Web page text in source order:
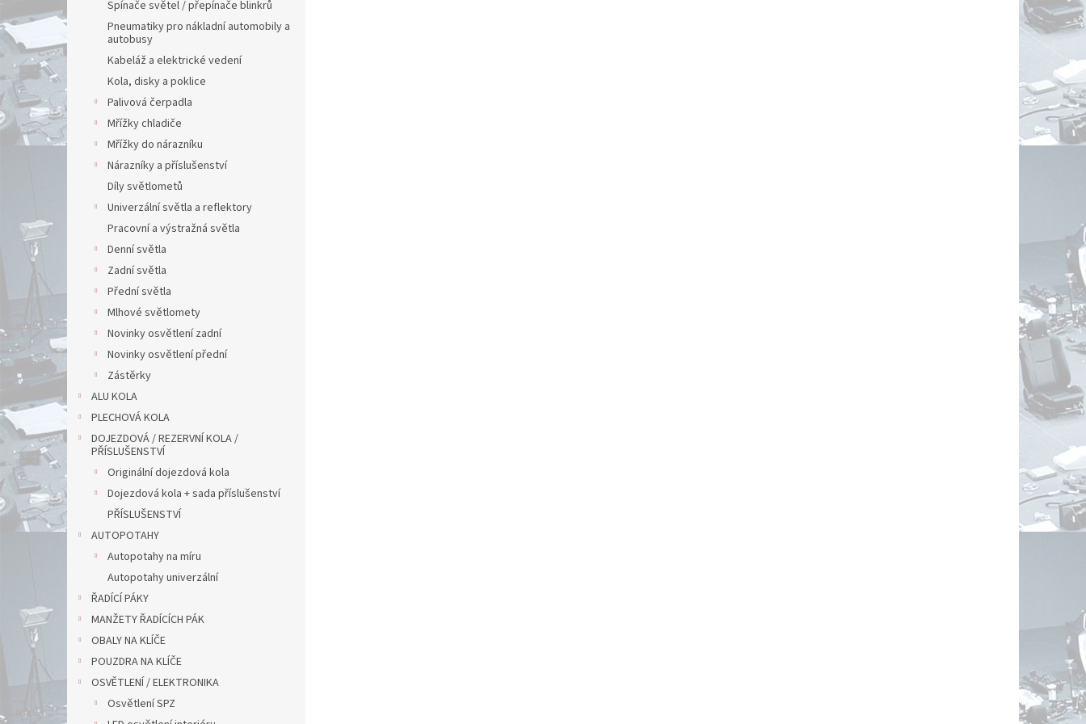
Spínače světel / přepínače blinkrů
Pneumatiky pro nákladní automobily a
autobusy
Kabeláž a elektrické vedení
Kola, disky a poklice
Palivová čerpadla
Mřížky chladiče
Mřížky do nárazníku
Nárazníky a příslušenství
Díly světlometů
Univerzální světla a reflektory
Pracovní a výstražná světla
Denní světla
Zadní světla
Přední světla
Mlhové světlomety
Novinky osvětlení zadní
Novinky osvětlení přední
Zástěrky
ALU KOLA
PLECHOVÁ KOLA
DOJEZDOVÁ / REZERVNÍ KOLA /
PŘÍSLUŠENSTVÍ
Originální dojezdová kola
Dojezdová kola + sada příslušenství
PŘÍSLUŠENSTVÍ
AUTOPOTAHY
Autopotahy na míru
Autopotahy univerzální
ŘADÍCÍ PÁKY
MANŽETY ŘADÍCÍCH PÁK
OBALY NA KLÍČE
POUZDRA NA KLÍČE
OSVĚTLENÍ / ELEKTRONIKA
Osvětlení SPZ